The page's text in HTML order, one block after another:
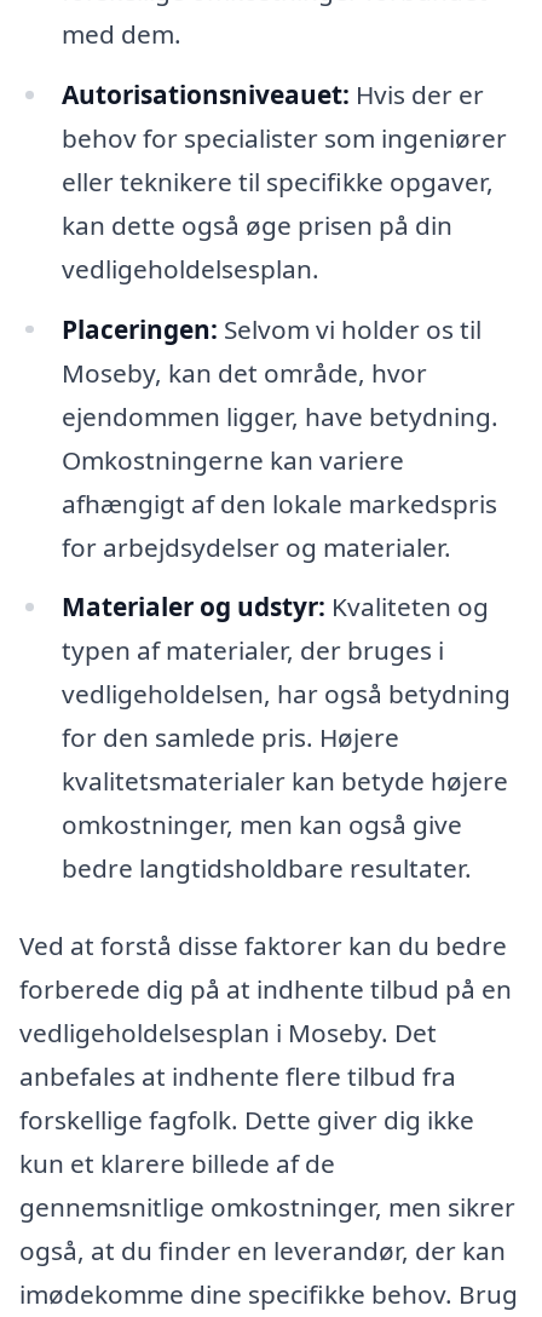
med dem.
Autorisationsniveauet: Hvis der er
behov for specialister som ingeniører
eller teknikere til specifikke opgaver,
kan dette også øge prisen på din
vedligeholdelsesplan.
Placeringen: Selvom vi holder os til
Moseby, kan det område, hvor
ejendommen ligger, have betydning.
Omkostningerne kan variere
afhængigt af den lokale markedspris
for arbejdsydelser og materialer.
Materialer og udstyr: Kvaliteten og
typen af materialer, der bruges i
vedligeholdelsen, har også betydning
for den samlede pris. Højere
kvalitetsmaterialer kan betyde højere
omkostninger, men kan også give
bedre langtidsholdbare resultater.
Ved at forstå disse faktorer kan du bedre
forberede dig på at indhente tilbud på en
vedligeholdelsesplan i Moseby. Det
anbefales at indhente flere tilbud fra
forskellige fagfolk. Dette giver dig ikke
kun et klarere billede af de
gennemsnitlige omkostninger, men sikrer
også, at du finder en leverandør, der kan
imødekomme dine specifikke behov. Brug